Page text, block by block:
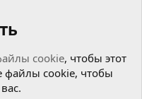
cookie, чтобы этот
файлы cookie, чтобы